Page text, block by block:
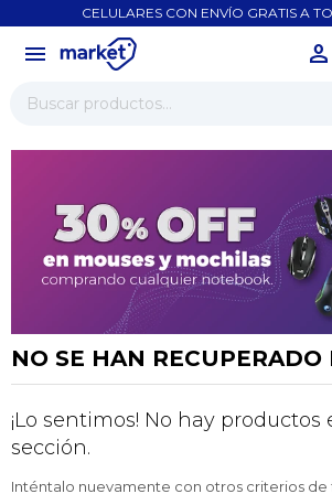
CELULARES CON ENVÍO GRATIS A
menu
NO SE HAN RECUPERADO
¡Lo sentimos! No hay productos
sección.
Inténtalo nuevamente con otros criterios de
¡Sumate a la forma más
12 cuotas * ¡Solo con tu
close